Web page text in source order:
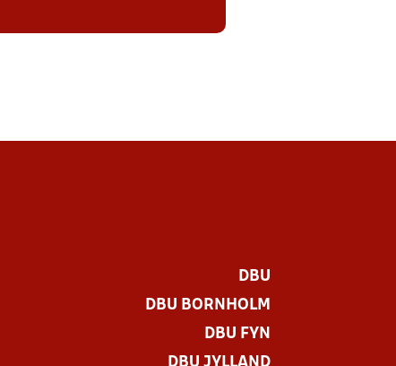
DBU
DBU BORNHOLM
DBU FYN
DBU JYLLAND